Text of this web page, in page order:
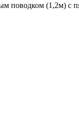
(1,2м) с